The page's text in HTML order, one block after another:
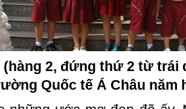
(hàng 2, đứng thứ 2 từ trái
Quốc tế Á Châu năm